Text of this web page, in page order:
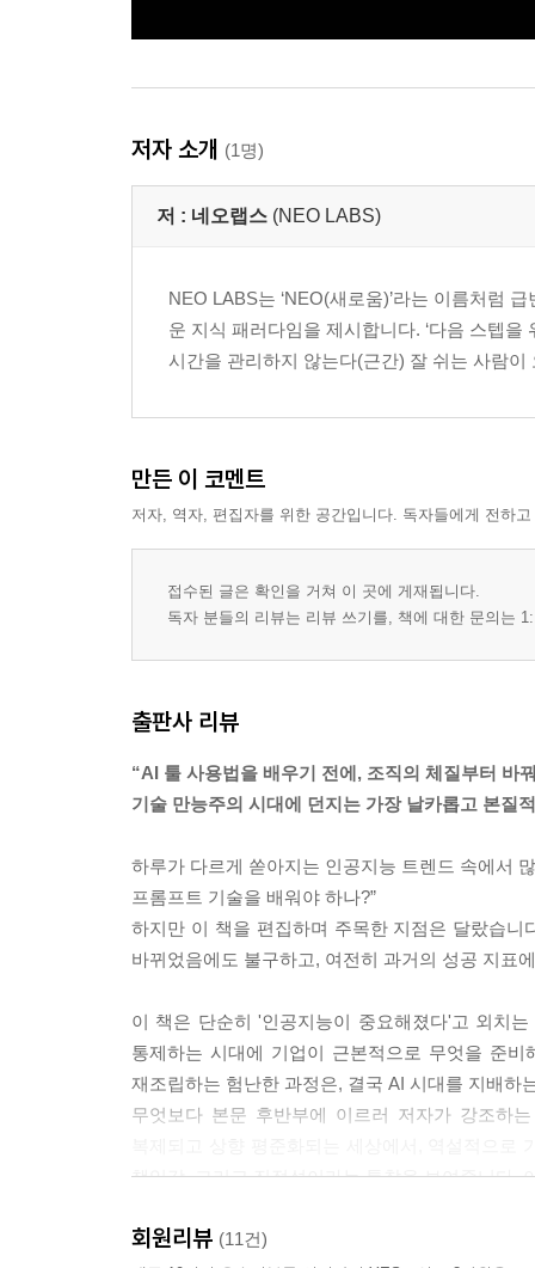
저자 소개 (1명)
저 : 네오랩스 (NEO LABS)
NEO LABS는 ‘NEO(새로움)’라는 이름처럼
운 지식 패러다임을 제시합니다. ‘다음 스텝
시간을 관리하지 않는다(근간) 잘 쉬는 사람
만든 이 코멘트
저자, 역자, 편집자를 위한 공간입니다. 독자들에게 전하
접수된 글은 확인을 거쳐 이 곳에 게재됩니다.
독자 분들의 리뷰는 리뷰 쓰기를, 책에 대한 문의는
출판사 리뷰
“AI 툴 사용법을 배우기 전에, 조직의 체질부터 바
기술 만능주의 시대에 던지는 가장 날카롭고 본질
하루가 다르게 쏟아지는 인공지능 트렌드 속에서
프롬프트 기술을 배워야 하나?”
하지만 이 책을 편집하며 주목한 지점은 달랐습
바뀌었음에도 불구하고, 여전히 과거의 성공 지표
이 책은 단순히 '인공지능이 중요해졌다'고 외치
통제하는 시대에 기업이 근본적으로 무엇을 준
재조립하는 험난한 과정은, 결국 AI 시대를 지배하
무엇보다 본문 후반부에 이르러 저자가 강조하
책임감, 그리고 진정성이라는 통찰을 보여줍니다.
단순히 유행을 좇는 얄팍한 실용서에 지치셨습
회원리뷰 (11건)